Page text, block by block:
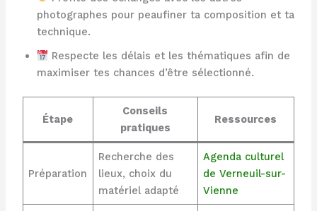
photographes pour peaufiner ta composition et ta
technique.
Respecte les délais et les thématiques afin de
maximiser tes chances d’être sélectionné.
Étape
Conseils
pratiques
Ressources
Préparation
Recherche des
lieux, choix du
matériel adapté
Agenda culturel
de Verneuil-sur-
Vienne